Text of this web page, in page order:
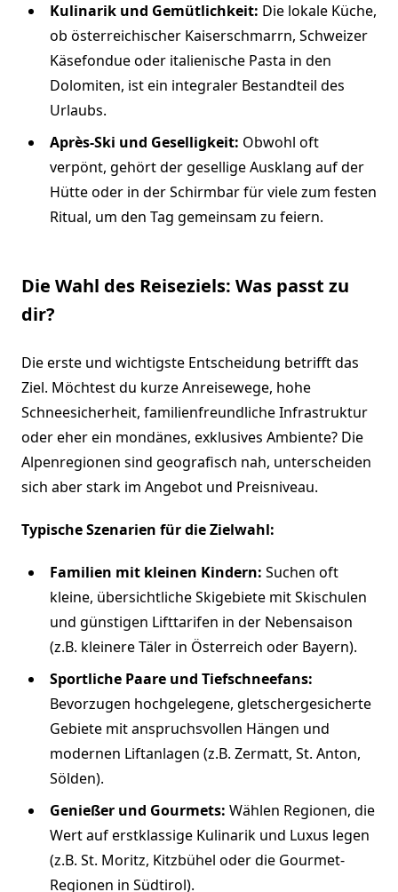
Kulinarik und Gemütlichkeit: Die lokale Küche,
ob österreichischer Kaiserschmarrn, Schweizer
Käsefondue oder italienische Pasta in den
Dolomiten, ist ein integraler Bestandteil des
Urlaubs.
Après-Ski und Geselligkeit: Obwohl oft
verpönt, gehört der gesellige Ausklang auf der
Hütte oder in der Schirmbar für viele zum festen
Ritual, um den Tag gemeinsam zu feiern.
Die Wahl des Reiseziels: Was passt zu
dir?
Die erste und wichtigste Entscheidung betrifft das
Ziel. Möchtest du kurze Anreisewege, hohe
Schneesicherheit, familienfreundliche Infrastruktur
oder eher ein mondänes, exklusives Ambiente? Die
Alpenregionen sind geografisch nah, unterscheiden
sich aber stark im Angebot und Preisniveau.
Typische Szenarien für die Zielwahl:
Familien mit kleinen Kindern: Suchen oft
kleine, übersichtliche Skigebiete mit Skischulen
und günstigen Lifttarifen in der Nebensaison
(z.B. kleinere Täler in Österreich oder Bayern).
Sportliche Paare und Tiefschneefans:
Bevorzugen hochgelegene, gletschergesicherte
Gebiete mit anspruchsvollen Hängen und
modernen Liftanlagen (z.B. Zermatt, St. Anton,
Sölden).
Genießer und Gourmets: Wählen Regionen, die
Wert auf erstklassige Kulinarik und Luxus legen
(z.B. St. Moritz, Kitzbühel oder die Gourmet-
Regionen in Südtirol).